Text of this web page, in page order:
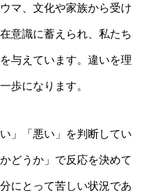
マ、文化や家族から受け
意識に蓄えられ、私たち
与えています。違いを理
歩になります。
」「悪い」を判断してい
どうか」で反応を決めて
にとって苦しい状況であ